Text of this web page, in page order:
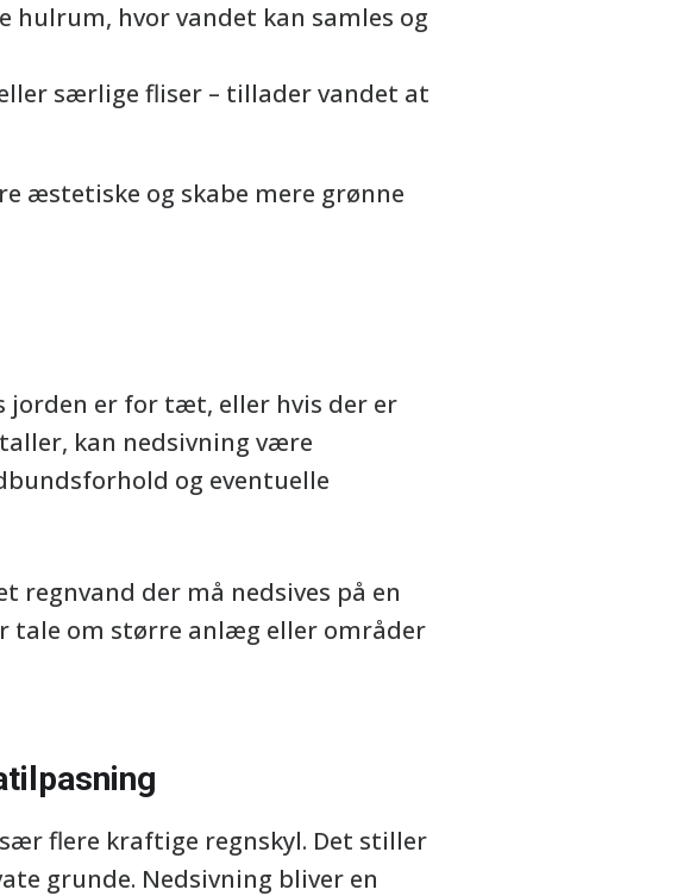
hvor vandet kan samles og
særlige fliser – tillader vandet at
æstetiske og skabe mere grønne
jorden er for tæt, eller hvis der er
kan nedsivning være
og eventuelle
regnvand der må nedsives på en
tale om større anlæg eller områder
flere kraftige regnskyl. Det stiller
grunde. Nedsivning bliver en